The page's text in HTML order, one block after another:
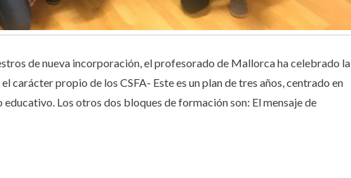
de nueva incorporación, el profesorado de Mallorca ha celebrado la
carácter propio de los CSFA- Este es un plan de tres años, centrado en
Los otros dos bloques de formación son: El mensaje de